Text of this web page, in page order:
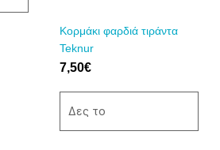
Κορμάκι φαρδιά τιράντα
Teknur
7,50€
Δες το
να
επιλεγούν
στη
σελίδα
του
προϊόντος